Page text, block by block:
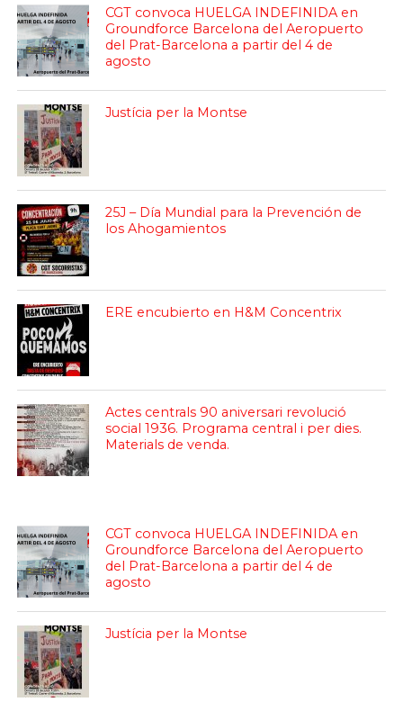
CGT convoca HUELGA INDEFINIDA en
Groundforce Barcelona del Aeropuerto
del Prat-Barcelona a partir del 4 de
agosto
Justícia per la Montse
25J – Día Mundial para la Prevención de
los Ahogamientos
ERE encubierto en H&M Concentrix
Actes centrals 90 aniversari revolució
social 1936. Programa central i per dies.
Materials de venda.
CGT convoca HUELGA INDEFINIDA en
Groundforce Barcelona del Aeropuerto
del Prat-Barcelona a partir del 4 de
agosto
Justícia per la Montse